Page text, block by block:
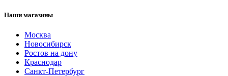
Наши магазины
Москва
Новосибирск
Ростов на дону
Краснодар
Санкт-Петербург